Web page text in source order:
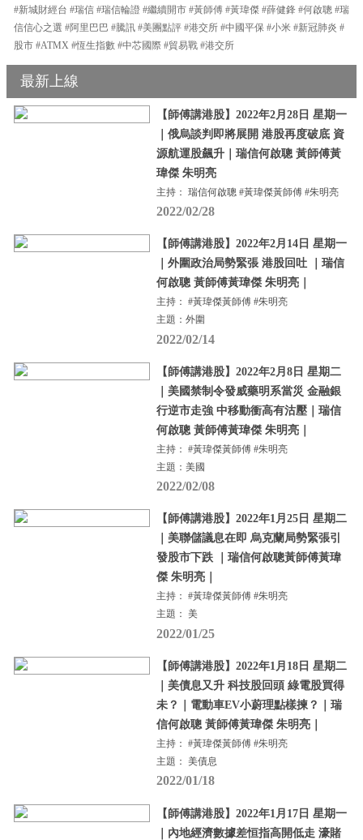
#新城財經台 #瑞信 #瑞信輪證 #繼續開市 #黃師傅 #黃瑋傑 #薛健鋒 #何啟聰 #瑞
信信心之選 #阿里巴巴 #騰訊 #美團點評 #港交所 #中國平保 #小米 #新冠肺炎 #
股市 #ATMX #恆生指數 #中芯國際 #貿易戰 #港交所
最新上線
【師傅講港股】2022年2月28日 星期一
｜俄烏談判即將展開 港股再度破底 資
源航運股飆升｜瑞信何啟聰 黃師傅黃
瑋傑 朱明亮
主持： 瑞信何啟聰 #黃瑋傑黃師傅 #朱明亮
2022/02/28
【師傅講港股】2022年2月14日 星期一
｜外圍政治局勢緊張 港股回吐 ｜瑞信
何啟聰 黃師傅黃瑋傑 朱明亮｜
主持： #黃瑋傑黃師傅 #朱明亮
主題：外圍
2022/02/14
【師傅講港股】2022年2月8日 星期二
｜美國禁制令發威藥明系當災 金融銀
行逆市走強 中移動衝高有沽壓｜瑞信
何啟聰 黃師傅黃瑋傑 朱明亮｜
主持： #黃瑋傑黃師傅 #朱明亮
主題：美國
2022/02/08
【師傅講港股】2022年1月25日 星期二
｜美聯儲議息在即 烏克蘭局勢緊張引
發股市下跌 ｜瑞信何啟聰黃師傅黃瑋
傑 朱明亮｜
主持： #黃瑋傑黃師傅 #朱明亮
主題： 美
2022/01/25
【師傅講港股】2022年1月18日 星期二
｜美債息又升 科技股回頭 綠電股買得
未？｜電動車EV小蔚理點樣揀？｜瑞
信何啟聰 黃師傅黃瑋傑 朱明亮｜
主持： #黃瑋傑黃師傅 #朱明亮
主題： 美債息
2022/01/18
【師傅講港股】2022年1月17日 星期一
｜內地經濟數據差恒指高開低走 濠賭